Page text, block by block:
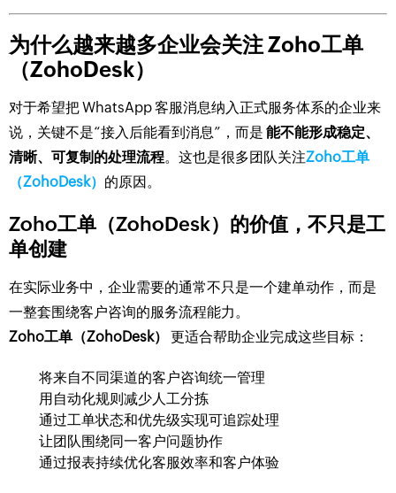
为什么越来越多企业会关注 Zoho工单
（ZohoDesk）
对于希望把 WhatsApp 客服消息纳入正式服务体系的企业来
说，关键不是“接入后能看到消息”，而是 能不能形成稳定、
清晰、可复制的处理流程。这也是很多团队关注Zoho工单
（ZohoDesk） 的原因。
Zoho工单（ZohoDesk）的价值，不只是工
单创建
在实际业务中，企业需要的通常不只是一个建单动作，而是
一整套围绕客户咨询的服务流程能力。
Zoho工单（ZohoDesk）
更适合帮助企业完成这些目标：
将来自不同渠道的客户咨询统一管理
用自动化规则减少人工分拣
通过工单状态和优先级实现可追踪处理
让团队围绕同一客户问题协作
通过报表持续优化客服效率和客户体验